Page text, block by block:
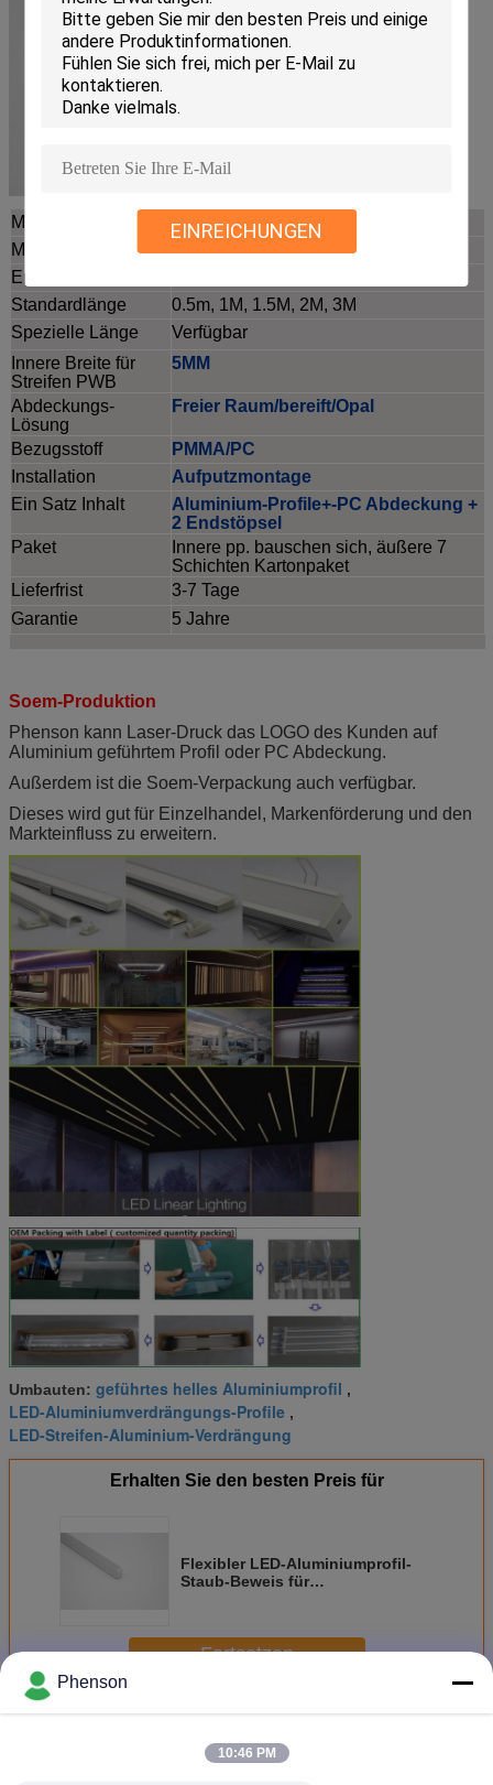
EINREICHUNGEN
Modell
PS-0809
Material
Aluminiumlegierung 6063 T5
Ende
Standardlänge
0.5m, 1M, 1.5M, 2M, 3M
Spezielle Länge
Verfügbar
Innere Breite für
Streifen PWB
5MM
Abdeckungs-
Lösung
Freier Raum/bereift/Opal
Bezugsstoff
PMMA/PC
Installation
Aufputzmontage
Ein Satz Inhalt
Aluminium-Profile+-PC Abdeckung +
2 Endstöpsel
Paket
Innere pp. bauschen sich, äußere 7
Schichten Kartonpaket
Lieferfrist
3-7 Tage
Garantie
5 Jahre
Soem-Produktion
Phenson kann Laser-Druck das LOGO des Kunden auf
Aluminium geführtem Profil oder PC Abdeckung.
Außerdem ist die Soem-Verpackung auch verfügbar.
Dieses wird gut für Einzelhandel, Markenförderung und den
Markteinfluss zu erweitern.
Umbauten: geführtes helles Aluminiumprofil ,
LED-Aluminiumverdrängungs-Profile ,
LED-Streifen-Aluminium-Verdrängung
Erhalten Sie den besten Preis für
Flexibler LED-Aluminiumprofil-
Staub-Beweis für
Fortsetzen
MehrGeführtes Aluminiumprofil
Phenson
10:46 PM